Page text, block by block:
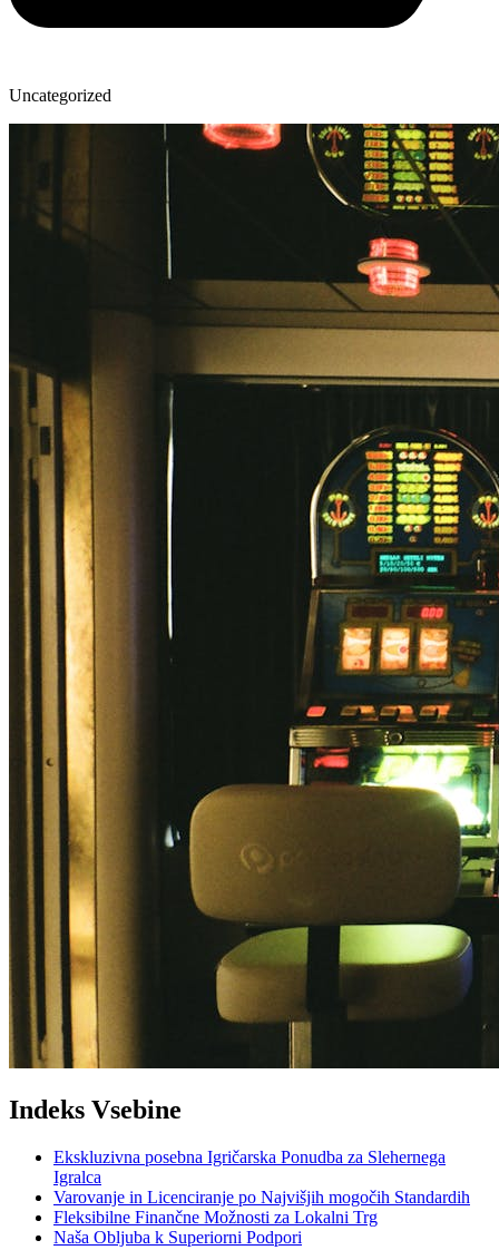
Uncategorized
Indeks Vsebine
Ekskluzivna posebna Igričarska Ponudba za Slehernega
Igralca
Varovanje in Licenciranje po Najvišjih mogočih Standardih
Fleksibilne Finančne Možnosti za Lokalni Trg
Naša Obljuba k Superiorni Podpori